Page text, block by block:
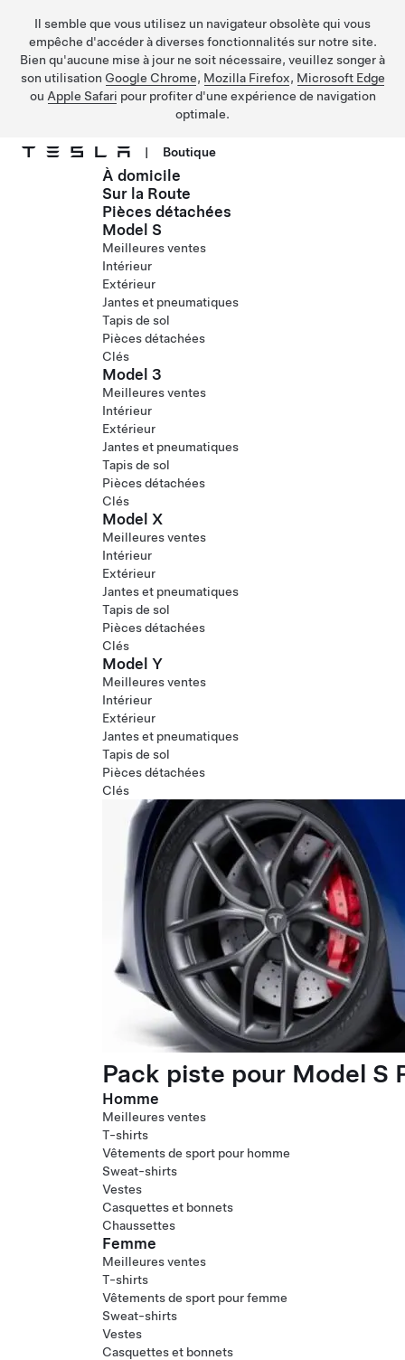
Il semble que vous utilisez un navigateur obsolète qui vous
empêche d'accéder à diverses fonctionnalités sur notre site.
Bien qu'aucune mise à jour ne soit nécessaire, veuillez songer à
son utilisation Google Chrome, Mozilla Firefox, Microsoft Edge
ou Apple Safari pour profiter d'une expérience de navigation
optimale.
Passer au contenu principal
| Boutique
À domicile
Sur la Route
Pièces détachées
Model S
Meilleures ventes
Intérieur
Extérieur
Jantes et pneumatiques
Tapis de sol
Pièces détachées
Clés
Model 3
Meilleures ventes
Intérieur
Extérieur
Jantes et pneumatiques
Tapis de sol
Pièces détachées
Clés
Model X
Meilleures ventes
Intérieur
Extérieur
Jantes et pneumatiques
Tapis de sol
Pièces détachées
Clés
Model Y
Meilleures ventes
Intérieur
Extérieur
Jantes et pneumatiques
Tapis de sol
Pièces détachées
Clés
Pack piste pour Model S
Homme
Meilleures ventes
T-shirts
Vêtements de sport pour homme
Sweat-shirts
Vestes
Casquettes et bonnets
Chaussettes
Femme
Meilleures ventes
T-shirts
Vêtements de sport pour femme
Sweat-shirts
Vestes
Casquettes et bonnets